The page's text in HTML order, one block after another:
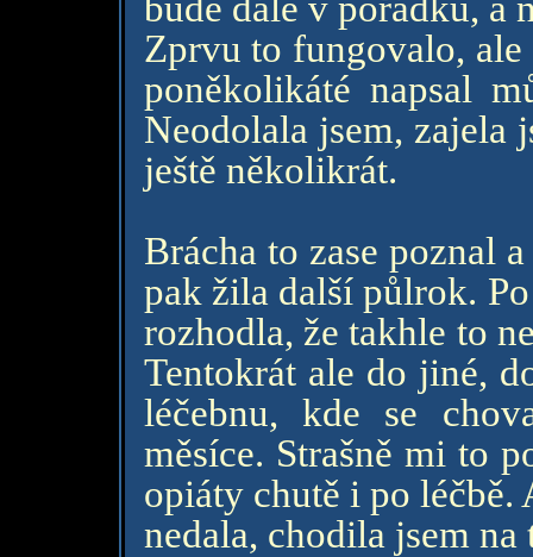
Zprvu to fungovalo,
poněkolikáté napsal
Neodolala jsem, zajela
ještě několikrát.
Brácha to zase poznal
pak žila další půlrok.
rozhodla, že takhle to
Tentokrát ale do jiné,
léčebnu, kde se
měsíce. Strašně mi to
opiáty chutě i po léčbě.
nedala, chodila jsem